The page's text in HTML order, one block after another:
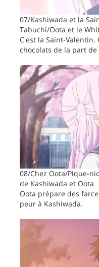
07/Kashiwada et la
Tabuchi/Oota et le
C'est la Saint-
chocolats de la part de
08/Chez Oota/Pique-
de Kashiwada et Oota
Oota prépare des
peur à Kashiwada.